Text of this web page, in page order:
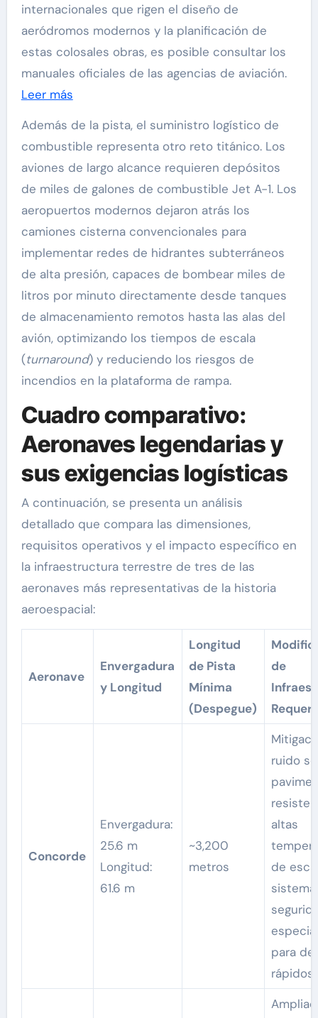
internacionales que rigen el diseño de
aeródromos modernos y la planificación de
estas colosales obras, es posible consultar los
manuales oficiales de las agencias de aviación.
Leer más
Además de la pista, el suministro logístico de
combustible representa otro reto titánico. Los
aviones de largo alcance requieren depósitos
de miles de galones de combustible Jet A-1. Los
aeropuertos modernos dejaron atrás los
camiones cisterna convencionales para
implementar redes de hidrantes subterráneos
de alta presión, capaces de bombear miles de
litros por minuto directamente desde tanques
de almacenamiento remotos hasta las alas del
avión, optimizando los tiempos de escala
(turnaround) y reduciendo los riesgos de
incendios en la plataforma de rampa.
Cuadro comparativo:
Aeronaves legendarias y
sus exigencias logísticas
A continuación, se presenta un análisis
detallado que compara las dimensiones,
requisitos operativos y el impacto específico en
la infraestructura terrestre de tres de las
aeronaves más representativas de la historia
aeroespacial:
Aeronave
Envergadura
y Longitud
Longitud
de Pista
Mínima
(Despegue)
de
Concorde
Envergadura:
25.6 m
Longitud:
61.6 m
~3,200
metros
ruido
altas
de
para
rápidos.